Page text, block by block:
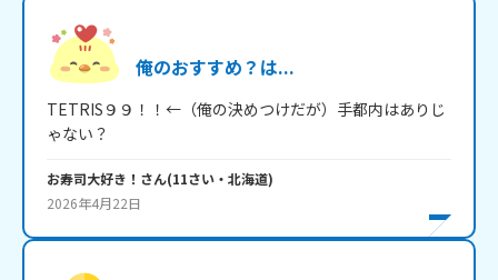
俺のおすすめ？は...
TETRIS９９！！←（俺の決めつけだが）手都内はありじ
ゃない？
お寿司大好き！ さん(11さい・ 北海道)
2026年4月22日